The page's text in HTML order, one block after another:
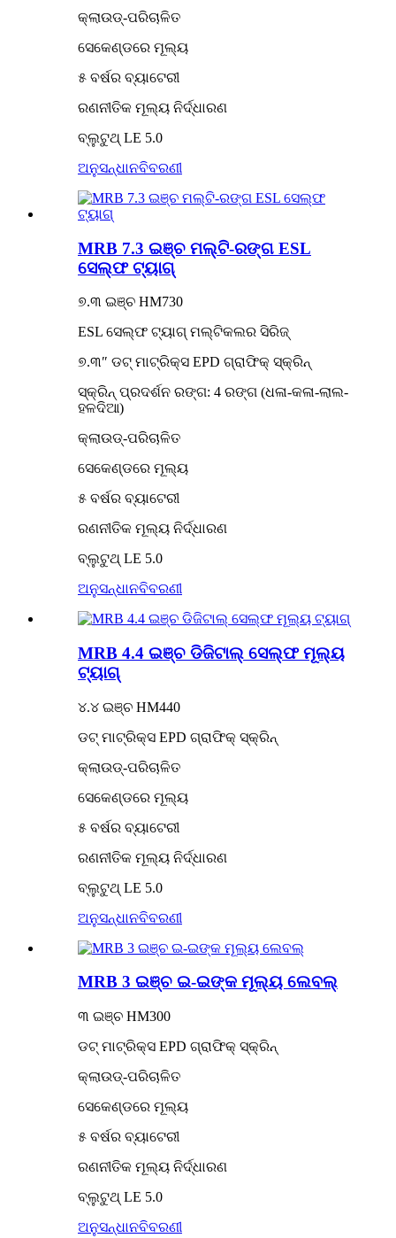
କ୍ଲାଉଡ୍-ପରିଚାଳିତ
ସେକେଣ୍ଡରେ ମୂଲ୍ୟ
୫ ବର୍ଷର ବ୍ୟାଟେରୀ
ରଣନୀତିକ ମୂଲ୍ୟ ନିର୍ଦ୍ଧାରଣ
ବ୍ଲୁଟୁଥ୍ LE 5.0
ଅନୁସନ୍ଧାନବିବରଣୀ
MRB 7.3 ଇଞ୍ଚ ମଲ୍ଟି-ରଙ୍ଗ ESL
ସେଲ୍ଫ ଟ୍ୟାଗ୍
୭.୩ ଇଞ୍ଚ HM730
ESL ସେଲ୍ଫ ଟ୍ୟାଗ୍ ମଲ୍ଟିକଲର ସିରିଜ୍
୭.୩″ ଡଟ୍ ମାଟ୍ରିକ୍ସ EPD ଗ୍ରାଫିକ୍ ସ୍କ୍ରିନ୍
ସ୍କ୍ରିନ୍ ପ୍ରଦର୍ଶନ ରଙ୍ଗ: 4 ରଙ୍ଗ (ଧଳା-କଳା-ଲାଲ-
ହଳଦିଆ)
କ୍ଲାଉଡ୍-ପରିଚାଳିତ
ସେକେଣ୍ଡରେ ମୂଲ୍ୟ
୫ ବର୍ଷର ବ୍ୟାଟେରୀ
ରଣନୀତିକ ମୂଲ୍ୟ ନିର୍ଦ୍ଧାରଣ
ବ୍ଲୁଟୁଥ୍ LE 5.0
ଅନୁସନ୍ଧାନବିବରଣୀ
MRB 4.4 ଇଞ୍ଚ ଡିଜିଟାଲ୍ ସେଲ୍ଫ ମୂଲ୍ୟ
ଟ୍ୟାଗ୍
୪.୪ ଇଞ୍ଚ HM440
ଡଟ୍ ମାଟ୍ରିକ୍ସ EPD ଗ୍ରାଫିକ୍ ସ୍କ୍ରିନ୍
କ୍ଲାଉଡ୍-ପରିଚାଳିତ
ସେକେଣ୍ଡରେ ମୂଲ୍ୟ
୫ ବର୍ଷର ବ୍ୟାଟେରୀ
ରଣନୀତିକ ମୂଲ୍ୟ ନିର୍ଦ୍ଧାରଣ
ବ୍ଲୁଟୁଥ୍ LE 5.0
ଅନୁସନ୍ଧାନବିବରଣୀ
MRB 3 ଇଞ୍ଚ ଇ-ଇଙ୍କ ମୂଲ୍ୟ ଲେବଲ୍
୩ ଇଞ୍ଚ HM300
ଡଟ୍ ମାଟ୍ରିକ୍ସ EPD ଗ୍ରାଫିକ୍ ସ୍କ୍ରିନ୍
କ୍ଲାଉଡ୍-ପରିଚାଳିତ
ସେକେଣ୍ଡରେ ମୂଲ୍ୟ
୫ ବର୍ଷର ବ୍ୟାଟେରୀ
ରଣନୀତିକ ମୂଲ୍ୟ ନିର୍ଦ୍ଧାରଣ
ବ୍ଲୁଟୁଥ୍ LE 5.0
ଅନୁସନ୍ଧାନବିବରଣୀ